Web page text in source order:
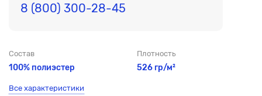
8 (800) 300-28-45
Состав
100% полиэстер
Плотность
526 гр/м²
Все характеристики